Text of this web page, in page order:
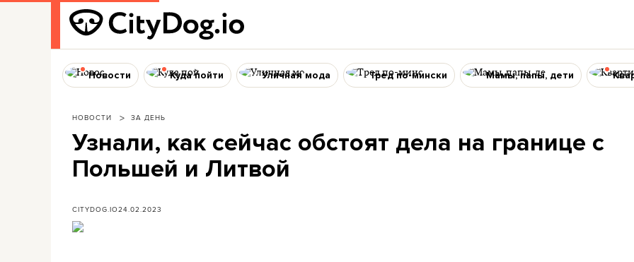
Новости Куда пойти Уличная мода Тред по-мински Мамы, папы, дети
НОВОСТИ ЗА ДЕНЬ
Узнали, как сейчас обстоят дела на границе с
Польшей и Литвой
CITYDOG.IO24.02.2023